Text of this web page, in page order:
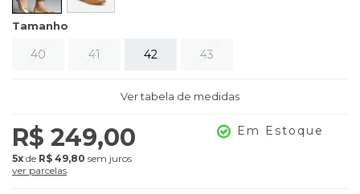
Tamanho
40 41 42 43
Ver tabela de medidas
R$ 249,00
5x de R$ 49,80 sem juros
ver parcelas
Em Estoque